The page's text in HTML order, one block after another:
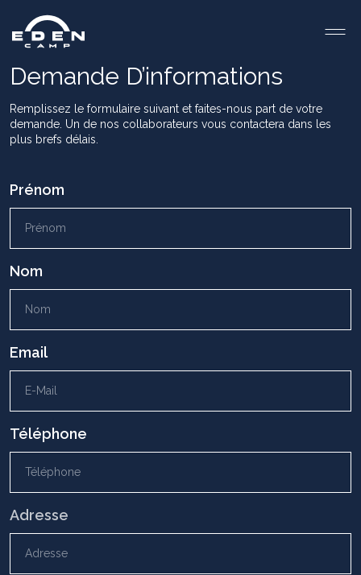
Demande D’informations
Remplissez le formulaire suivant et faites-nous part de votre
demande. Un de nos collaborateurs vous contactera dans les
plus brefs délais.
Prénom
Nom
Email
Téléphone
Indirizzo
Adresse